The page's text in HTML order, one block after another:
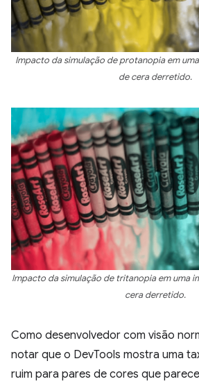
Impacto da simulação de protanopia em
de cera derretido.
Impacto da simulação de tritanopia em uma
cera derretido.
Como desenvolvedor com visão
notar que o DevTools mostra uma
ruim para pares de cores que